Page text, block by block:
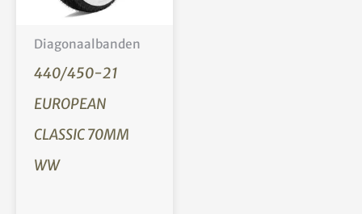
Diagonaalbanden
440/450-21
EUROPEAN
CLASSIC 70MM
WW